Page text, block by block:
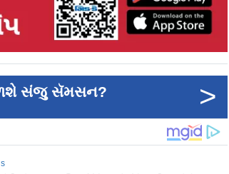
મળશે સંજુ સૅમસન? >